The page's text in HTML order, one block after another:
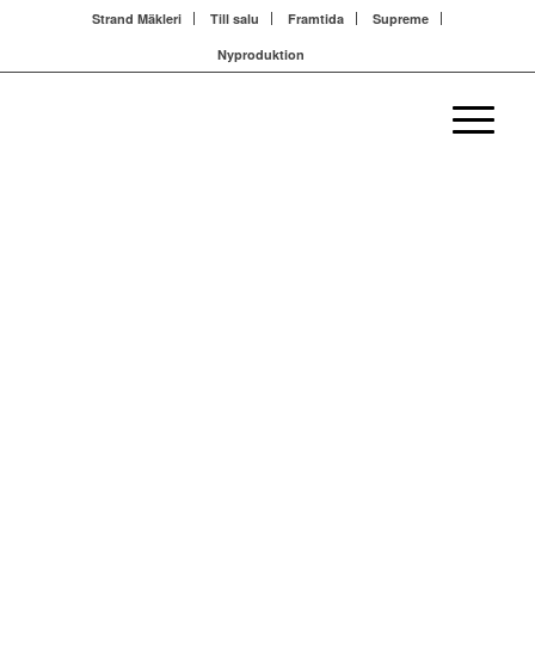
Strand Mäkleri Till salu Framtida
Supreme
Nyproduktion